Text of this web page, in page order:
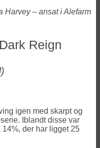
Harvey – ansat i Alefarm
Reign
igen med skarpt og
Iblandt disse var
der har ligget 25